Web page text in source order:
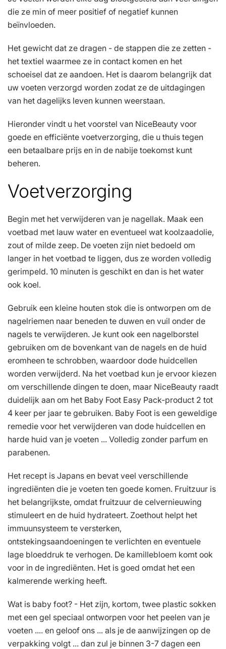
die ze min of meer positief of negatief kunnen
beïnvloeden.
Het gewicht dat ze dragen - de stappen die ze zetten -
het textiel waarmee ze in contact komen en het
schoeisel dat ze aandoen. Het is daarom belangrijk dat
uw voeten verzorgd worden zodat ze de uitdagingen
van het dagelijks leven kunnen weerstaan.
Hieronder vindt u het voorstel van NiceBeauty voor
goede en efficiënte voetverzorging, die u thuis tegen
een betaalbare prijs en in de nabije toekomst kunt
beheren.
Voetverzorging
Begin met het verwijderen van je nagellak. Maak een
voetbad met lauw water en eventueel wat koolzaadolie,
zout of milde zeep. De voeten zijn niet bedoeld om
langer in het voetbad te liggen, dus ze worden volledig
gerimpeld. 10 minuten is geschikt en dan is het water
ook koel.
Gebruik een kleine houten stok die is ontworpen om de
nagelriemen naar beneden te duwen en vuil onder de
nagels te verwijderen. Je kunt ook een nagelborstel
gebruiken om de bovenkant van de nagels en de huid
eromheen te schrobben, waardoor dode huidcellen
worden verwijderd. Na het voetbad kun je ervoor kiezen
om verschillende dingen te doen, maar NiceBeauty raadt
duidelijk aan om het Baby Foot Easy Pack-product 2 tot
4 keer per jaar te gebruiken. Baby Foot is een geweldige
remedie voor het verwijderen van dode huidcellen en
harde huid van je voeten ... Volledig zonder parfum en
parabenen.
Het recept is Japans en bevat veel verschillende
ingrediënten die je voeten ten goede komen. Fruitzuur is
het belangrijkste, omdat fruitzuur de celvernieuwing
stimuleert en de huid hydrateert. Zoethout helpt het
immuunsysteem te versterken,
ontstekingsaandoeningen te verlichten en eventuele
lage bloeddruk te verhogen. De kamillebloem komt ook
voor in de ingrediënten. Het is goed omdat het een
kalmerende werking heeft.
Wat is baby foot? - Het zijn, kortom, twee plastic sokken
met een gel speciaal ontworpen voor het peelen van je
voeten .... en geloof ons ... als je de aanwijzingen op de
verpakking volgt ... dan zul je binnen 3-7 dagen een